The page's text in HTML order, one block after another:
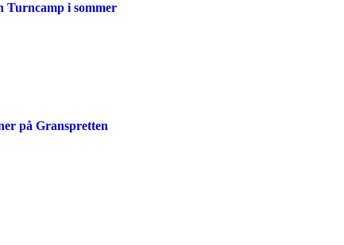
Turncamp i sommer
på Granspretten